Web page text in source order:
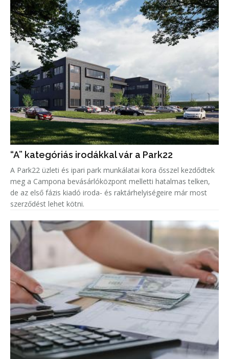
“A” kategóriás irodákkal vár a Park22
A Park22 üzleti és ipari park munkálatai kora ősszel kezdődtek
meg a Campona bevásárlóközpont melletti hatalmas telken,
de az első fázis kiadó iroda- és raktárhelyiségeire már most
szerződést lehet kötni.